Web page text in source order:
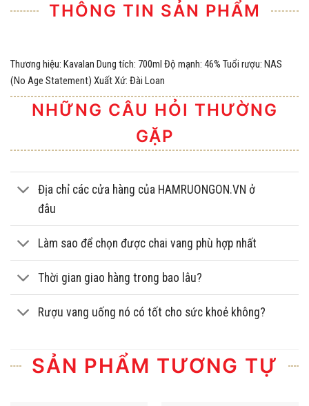
THÔNG TIN SẢN PHẨM
Thương hiệu: Kavalan Dung tích: 700ml Độ mạnh: 46% Tuổi rượu: NAS
(No Age Statement) Xuất Xứ: Đài Loan
NHỮNG CÂU HỎI THƯỜNG
GẶP
Địa chỉ các cửa hàng của HAMRUONGON.VN ở
đâu
Làm sao để chọn được chai vang phù hợp nhất
Thời gian giao hàng trong bao lâu?
Rượu vang uống nó có tốt cho sức khoẻ không?
SẢN PHẨM TƯƠNG TỰ